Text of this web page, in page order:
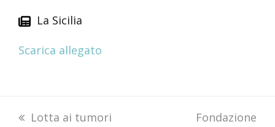
La Sicilia
Scarica allegato
previous
Lotta ai tumori
next
Fondazione